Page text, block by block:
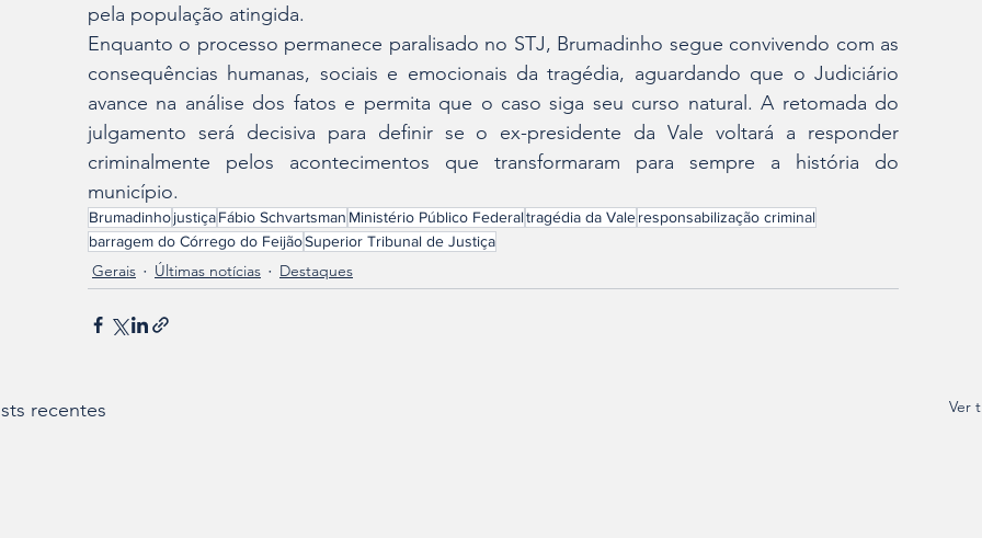
pela população atingida.
Enquanto o processo permanece paralisado no STJ, Brumadinho segue convivendo com as
consequências humanas, sociais e emocionais da tragédia, aguardando que o Judiciário
avance na análise dos fatos e permita que o caso siga seu curso natural. A retomada do
julgamento será decisiva para definir se o ex-presidente da Vale voltará a responder
criminalmente pelos acontecimentos que transformaram para sempre a história do
município.
BrumadinhojustiçaFábio Schvartsman Ministério Público Federaltragédia da Valeresponsabilização criminal
barragem do Córrego do FeijãoSuperior Tribunal de Justiça
Gerais Últimas notícias Destaques
recentes Ver